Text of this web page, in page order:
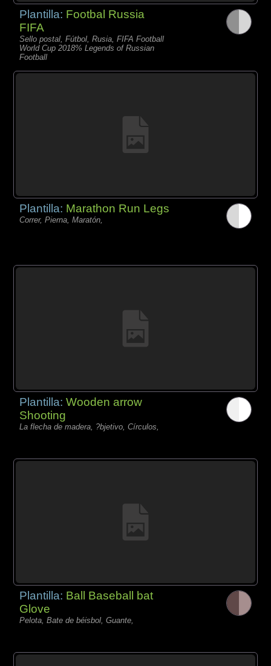
Plantilla: Footbal Russia
FIFA
Sello postal, Fútbol, Rusia, FIFA Football
World Cup 2018% Legends of Russian
Football
Plantilla: Marathon Run Legs
Correr, Pierna, Maratón,
Plantilla:Wooden arrow
Shooting
La flecha de madera, ?bjetivo, Círculos,
Plantilla: Ball Baseball bat
Glove
Pelota, Bate de béisbol, Guante,